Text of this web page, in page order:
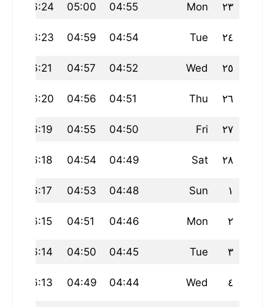
٢٣ Mon
04:55
05:00
06:24
٢٤ Tue
04:54
04:59
06:23
٢٥ Wed
04:52
04:57
06:21
٢٦ Thu
04:51
04:56
06:20
٢٧ Fri
04:50
04:55
06:19
٢٨ Sat
04:49
04:54
06:18
١ Sun
04:48
04:53
06:17
٢ Mon
04:46
04:51
06:15
٣ Tue
04:45
04:50
06:14
٤ Wed
04:44
04:49
06:13